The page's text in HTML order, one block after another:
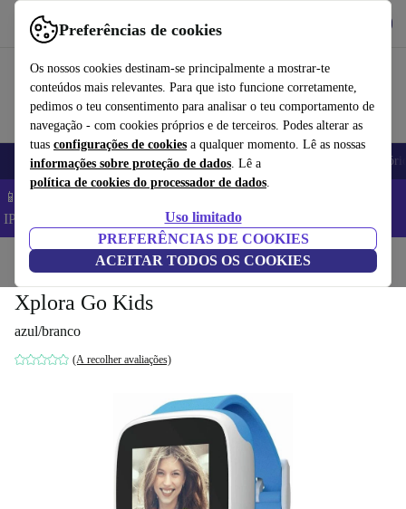
Preferências de cookies
Os nossos cookies destinam-se principalmente a mostrar-te
conteúdos mais relevantes. Para que isto funcione corretamente,
pedimos o teu consentimento para analisar o teu comportamento de
navegação - com cookies próprios e de terceiros. Podes alterar as
tuas configurações de cookies a qualquer momento. Lê as nossas
informações sobre proteção de dados. Lê a
política de cookies do processador de dados.
Uso limitado
PREFERÊNCIAS DE COOKIES
ACEITAR TODOS OS COOKIES
Use o refurbed de forma rápida e fácil
Telemóveis Computadores Portáteis Tablets
📱 Poupa 5% EXTRA em todos os iPhones – Código:
IPHONEDEAL –
Início Smartwatches
Xplora Go Kids
azul/branco
(A recolher avaliações)